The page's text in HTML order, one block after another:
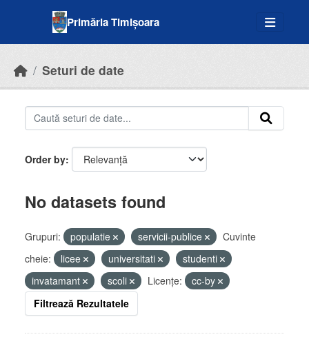
Primăria Timișoara
Seturi de date
Order by
No datasets found
Grupuri: populatie servicii-publice
Cuvinte
cheie:
licee universitati
studenti
invatamant
scoli Licenţe:
cc-by
Filtrează Rezultatele